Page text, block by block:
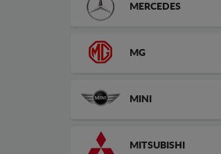
MERCEDES
MG
MINI
MITSUBISHI